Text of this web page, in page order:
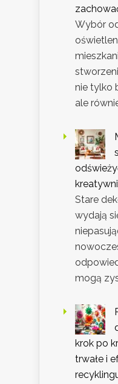
Wybór
nie tylko
ale
Stare
wydają
mogą
krok po
trwałe i